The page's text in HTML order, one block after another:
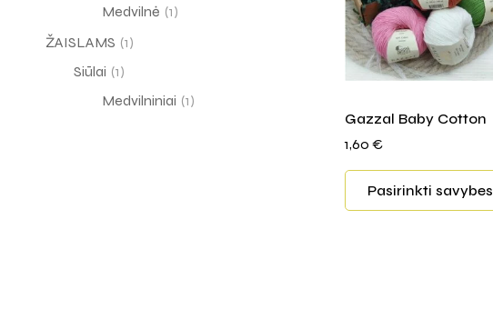
Medvilnė (1)
ŽAISLAMS (1)
Siūlai (1)
Medvilniniai (1)
Gazzal Baby Cotton
1,60 €
Pasirinkti savybes